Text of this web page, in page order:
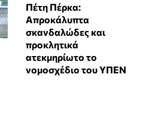
Πέτη Πέρκα:
Απροκάλυπτα
σκανδαλώδες και
προκλητικά
ατεκμηρίωτο το
νομοσχέδιο του ΥΠΕΝ